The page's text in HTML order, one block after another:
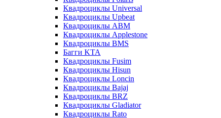
Квадроциклы Universal
Квадроциклы Upbeat
Квадроциклы ABM
Квадроциклы Applestone
Квадроциклы BMS
Багги KTA
Квадроциклы Fusim
Квадроциклы Hisun
Квадроциклы Loncin
Квадроциклы Bajaj
Квадроциклы BRZ
Квадроциклы Gladiator
Квадроциклы Rato